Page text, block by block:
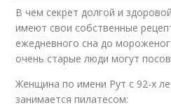
В чем секрет долгой и
имеют свои собственные
ежедневного сна до
очень старые люди могут
Женщина по имени Рут с 92-х
занимается пилатесом: